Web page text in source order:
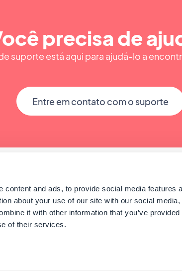
content and ads, to provide social media features
about your use of our site with our social
it with other information that you’ve
of their services.
precisa de
suporte está aqui para ajudá-lo a
Entre em contato com o suporte